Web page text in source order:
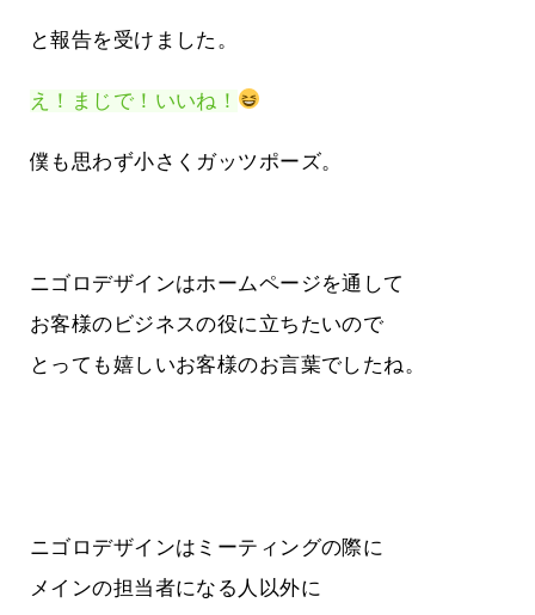
と報告を受けました。
え！まじで！いいね！
僕も思わず小さくガッツポーズ。
ニゴロデザインはホームページを通して
お客様のビジネスの役に立ちたいので
とっても嬉しいお客様のお言葉でしたね。
ニゴロデザインはミーティングの際に
メインの担当者になる人以外に